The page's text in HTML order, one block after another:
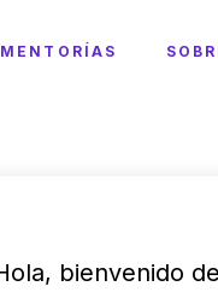
MENTORÍAS
bienvenido